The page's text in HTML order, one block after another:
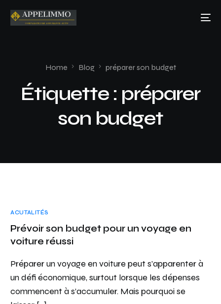
Home Blog préparer son budget
Étiquette : préparer
son budget
ACUTALITÉS
Prévoir son budget pour un voyage en
voiture réussi
Préparer un voyage en voiture peut s’apparenter à
un défi économique, surtout lorsque les dépenses
commencent à s’accumuler. Mais pourquoi se